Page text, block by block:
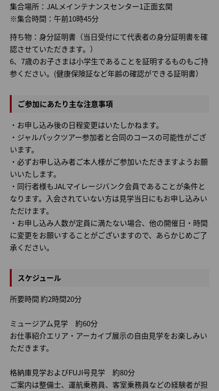
集合場所：JALメインテナンスセンター1正面玄関
※集合時間：午前10時45分
持ち物：身分証明書（当日受付にて代表者の身分証明書を確
認させていただきます。）
6、7歳のお子さまは小学生であることを証明するものもご持
参ください。(健康保険証など年齢の確認ができる証明書）
ご参加にあたり主な注意事項
・お申し込み後の日程変更はいたしかねます。
・ジャルパックツアー参加者と合同のコースの可能性がござ
います。
・必ずお申し込み者ご本人様がご参加いただきますようお願
いいたします。
・同行者様もJALマイレージバンク会員であることが条件と
なります。入会されていない方は見学当日にもお申し込みい
ただけます。
・お申し込み人数が定員に満たない場合、他の開催日・時間
に変更をお願いすることがございますので、あらかじめご了
承ください。
スケジュール
所要時間 約2時間20分
ミュージアム見学 約60分
お仕事紹介エリア・アーカイブ展示の自由見学をお楽しみい
ただきます。
格納庫見学およびFUJI号見学 約80分
ご案内は整備士、運航乗務員、客室乗務員などの経験者が担